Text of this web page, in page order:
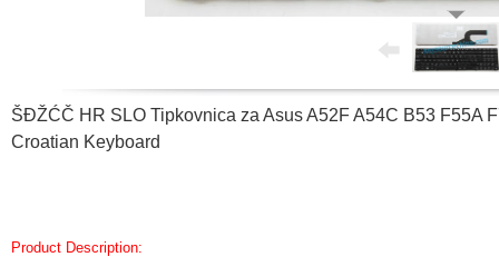
ŠĐŽĆČ HR SLO Tipkovnica za Asus A52F A54C B53 F55A
Croatian Keyboard
Product Description: